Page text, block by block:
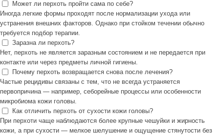
Может ли перхоть пройти сама по себе?
Иногда легкие формы проходят после нормализации ухода или
устранения внешних факторов. Однако при стойком течении обычно
требуется подбор терапии.
Заразна ли перхоть?
Нет, перхоть не является заразным состоянием и не передается при
контакте или через предметы личной гигиены.
Почему перхоть возвращается снова после лечения?
Частые рецидивы связаны с тем, что не всегда устраняется
первопричина — например, себорейные процессы или особенности
микробиома кожи головы.
Как отличить перхоть от сухости кожи головы?
При перхоти чаще наблюдаются более крупные чешуйки и жирность
кожи, а при сухости — мелкое шелушение и ощущение стянутости без